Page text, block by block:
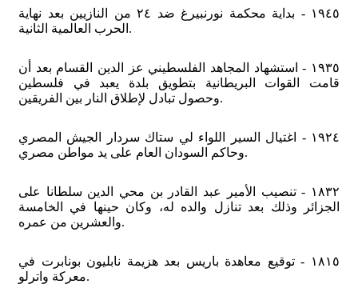
١٩٤٥ - بداية محكمة نورنبيرغ ضد ٢٤ من النازيين بعد نهاية
الحرب العالمية الثانية.
١٩٣٥ - استشهاد المجاهد الفلسطيني عز الدين القسام بعد أن
قامت القوات البريطانية بتطويق بلدة يعبد في فلسطين
وحصول تبادل لإطلاق النار بين الفريقين.
١٩٢٤ - اغتيال السير اللواء لي ستاك سردار الجيش المصري
وحاكم السودان العام على يد مواطن مصري.
١٨٣٢ - تنصيب الأمير عبد القادر بن محي الدين سلطانا على
الجزائر وذلك بعد تنازل والده له، وكان حينها في الخامسة
والعشرين من عمره.
١٨١٥ - توقيع معاهدة باريس بعد هزيمة نابليون بونابرت في
معركة واترلو.